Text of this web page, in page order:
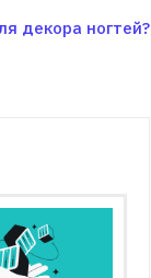
декора ногтей?